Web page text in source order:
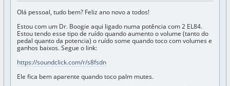
Olá pessoal, tudo bem? Feliz ano novo a todos!
Estou com um Dr. Boogie aqui ligado numa potência com 2 EL84.
Estou tendo esse tipo de ruído quando aumento o volume (tanto do
pedal quanto da potencia) o ruído some quando toco com volumes e
ganhos baixos. Segue o link:
https://soundclick.com/r/s8fsdn
Ele fica bem aparente quando toco palm mutes.